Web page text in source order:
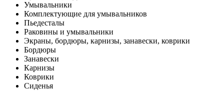
Умывальники
Комплектующие для умывальников
Пьедесталы
Раковины и умывальники
Экраны, бордюры, карнизы, занавески, коврики
Бордюры
Занавески
Карнизы
Коврики
Сиденья